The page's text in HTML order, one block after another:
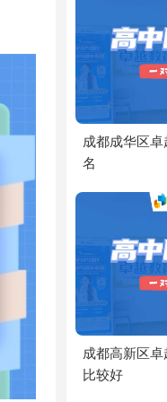
成都成华区
名
成都高新区
比较好